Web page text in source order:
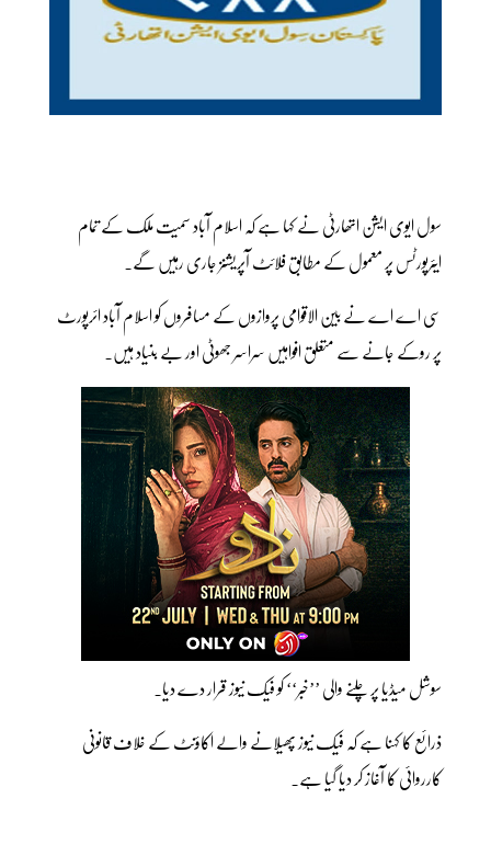
سول ایوی ایشن اتھارٹی نے کہا ہے کہ اسلام آباد سمیت ملک کے تمام
ایئرپورٹس پر معمول کے مطابق فلائٹ آپریشنز جاری رہیں گے۔
سی اے اے نے بین الاقوامی پروازوں کے مسافروں کو اسلام آباد ائرپورٹ
پر روکے جانے سے متعلق افواہیں سراسر جھوٹی اور بے بنیاد ہیں۔
سوشل میڈیا پر چلنے والی ’’خبر‘‘ کو فیک نیوز قرار دے دیا۔
ذرائع کا کہنا ہے کہ فیک نیوز پھیلانے والے اکاؤنٹ کے خلاف قانونی
کارروائی کا آغاز کر دیا گیا ہے۔